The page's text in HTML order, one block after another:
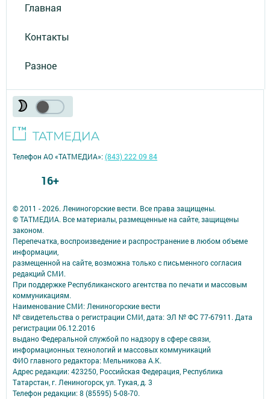
Главная
Контакты
Разное
© 2011 - 2026. Лениногорские вести. Все права защищены.
© ТАТМЕДИА. Все материалы, размещенные на сайте, защищены
законом.
Перепечатка, воспроизведение и распространение в любом объеме
информации,
размещенной на сайте, возможна только с письменного согласия
редакций СМИ.
При поддержке Республиканского агентства по печати и массовым
коммуникациям.
Наименование СМИ: Лениногорские вести
№ свидетельства о регистрации СМИ, дата: ЭЛ № ФС 77-67911. Дата
регистрации 06.12.2016
выдано Федеральной службой по надзору в сфере связи,
информационных технологий и массовых коммуникаций
ФИО главного редактора: Мельникова А.К.
Адрес редакции: 423250, Российская Федерация, Республика
Татарстан, г. Лениногорск, ул. Тукая, д. 3
Телефон редакции: 8 (85595) 5-08-70.
Телефон АО «ТАТМЕДИА»:(843) 222 09 84
16+